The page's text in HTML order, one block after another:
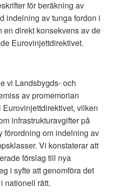
för beräkning av
indelning av tunga fordon i
direkt konsekvens av de
Eurovinjettdirektivet.
vi Landsbygds- och
av promemorian
vilken
infrastrukturavgifter på
förordning om indelning av
Vi konstaterar att
förslag till nya
i syfte att genomföra det
nationell rätt.